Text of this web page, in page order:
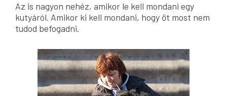
Az is nagyon nehéz, amikor le kell mondani egy
kutyáról. Amikor ki kell mondani, hogy őt most nem
tudod befogadni.